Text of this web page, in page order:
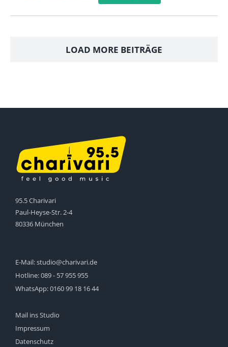
LOAD MORE BEITRÄGE
95.5 Charivari
Paul-Heyse-Str. 2-4
80336 München
E-Mail:studio@charivari.de
Hotline:089 - 57 955 955
WhatsApp:0160 99 18 16 44
Mail ins Studio
Impressum
Datenschutz